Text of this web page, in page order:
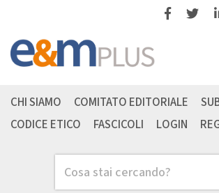
Facebook
Cerca
CHI SIAMO COMITATO EDITORIALE
CODICE ETICO
FASCICOLI LOGIN